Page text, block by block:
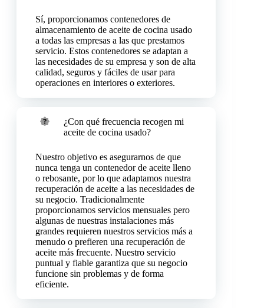
Sí, proporcionamos contenedores de
almacenamiento de aceite de cocina usado
a todas las empresas a las que prestamos
servicio. Estos contenedores se adaptan a
las necesidades de su empresa y son de alta
calidad, seguros y fáciles de usar para
operaciones en interiores o exteriores.
¿Con qué frecuencia recogen mi
aceite de cocina usado?
Nuestro objetivo es asegurarnos de que
nunca tenga un contenedor de aceite lleno
o rebosante, por lo que adaptamos nuestra
recuperación de aceite a las necesidades de
su negocio. Tradicionalmente
proporcionamos servicios mensuales pero
algunas de nuestras instalaciones más
grandes requieren nuestros servicios más a
menudo o prefieren una recuperación de
aceite más frecuente. Nuestro servicio
puntual y fiable garantiza que su negocio
funcione sin problemas y de forma
eficiente.